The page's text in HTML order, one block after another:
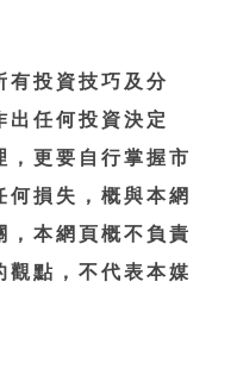
有投資技巧及分
出任何投資決定
，更要自行掌握市
何損失，概與本網
，本網頁概不負責
觀點，不代表本媒